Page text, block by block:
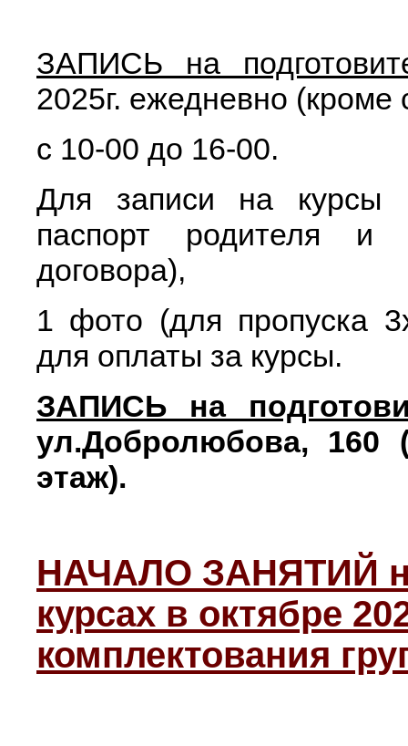
ЗАПИСЬ на
2025г. ежедневно (кроме
с 10-00 до 16-00.
Для записи на курсы
паспорт родителя и
договора),
1 фото (для пропуска
для оплаты за курсы.
ЗАПИСЬ на
ул.Добролюбова, 160
этаж).
НАЧАЛО ЗАНЯТИЙ
курсах в октябре
комплектования